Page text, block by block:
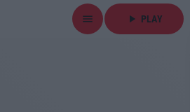
menu play_arrow PLAY
close